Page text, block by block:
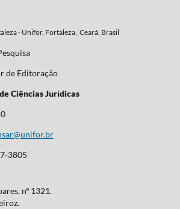
- Unifor, Fortaleza, Ceará, Brasil
de Editoração
Ciências Jurídicas
3805
nº 1321.